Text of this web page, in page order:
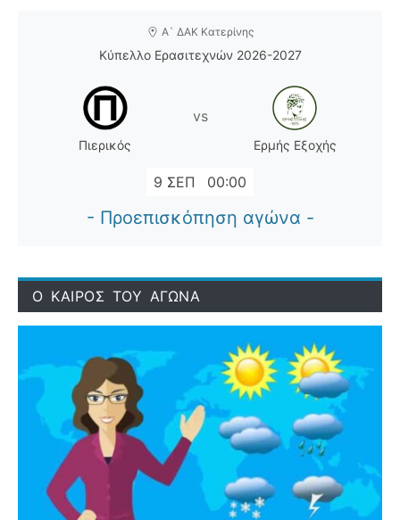
Α` ΔΑΚ Κατερίνης
Κύπελλο Ερασιτεχνών 2026-2027
Πιερικός
vs
Ερμής Εξοχής
9 ΣΕΠ 00:00
- Προεπισκόπηση αγώνα -
Ο ΚΑΙΡΟΣ ΤΟΥ ΑΓΩΝΑ